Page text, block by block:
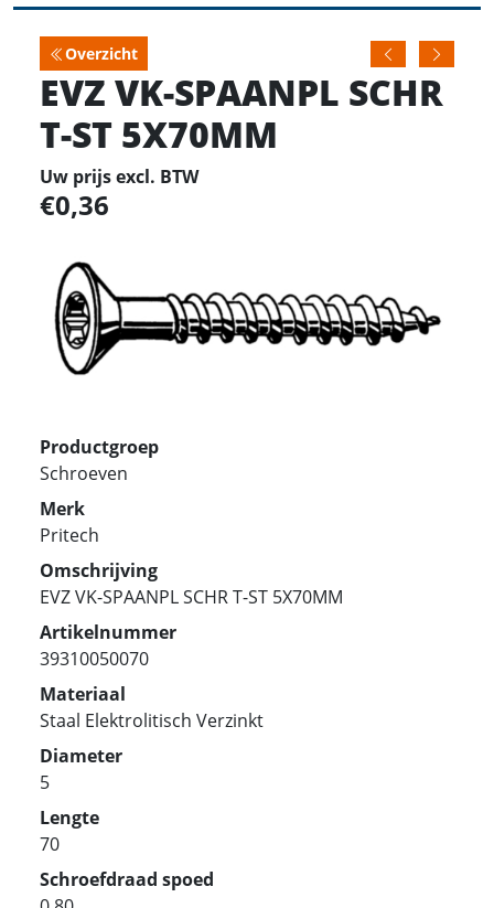
Overzicht
EVZ VK-SPAANPL SCHR
T-ST 5X70MM
Uw prijs excl. BTW
0,36
Productgroep
Schroeven
Merk
Pritech
Omschrijving
EVZ VK-SPAANPL SCHR T-ST 5X70MM
Artikelnummer
39310050070
Materiaal
Staal Elektrolitisch Verzinkt
Diameter
5
Lengte
70
Schroefdraad spoed